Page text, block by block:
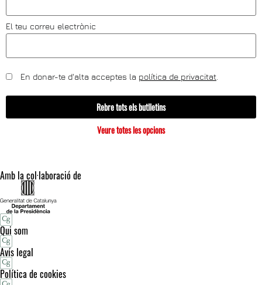
El teu correu electrònic
En donar-te d'alta acceptes la política de privacitat
Rebre tots els butlletins
Veure totes les opcions
Amb la col·laboració de
Qui som
Avís legal
Política de cookies